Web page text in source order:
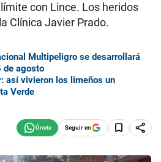
con Lince. Los heridos
Clínica Javier Prado.
Multipeligro se desarrollará
de agosto
así vivieron los limeños un
Verde
Seguir en